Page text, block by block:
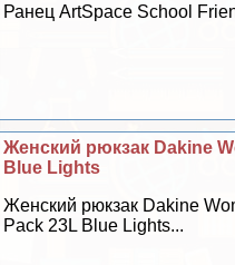
Ранец ArtSpace School
Женский рюкзак Dakine
Blue Lights
Женский рюкзак Dakine
Pack 23L Blue Lights...